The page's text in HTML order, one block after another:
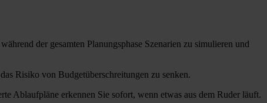
der gesamten Planungsphase Szenarien zu simulieren und
Risiko von Budgetüberschreitungen zu senken.
Ablaufpläne erkennen Sie sofort, wenn etwas aus dem Ruder läuft.